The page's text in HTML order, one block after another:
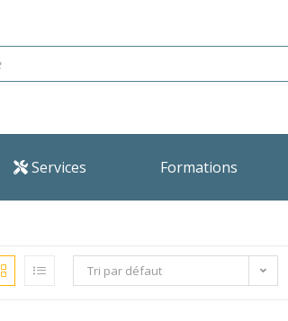
Services Formations
Tri par défaut